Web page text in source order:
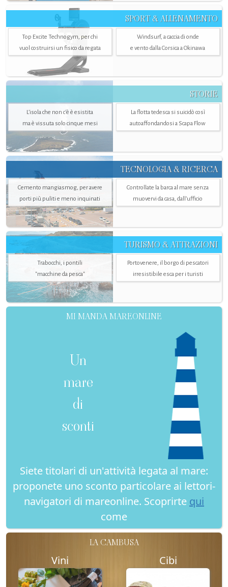
SPORT & ALLENAMENTO
Top Excite Technogym, per chi
vuol costruirsi un fisico da regata
Windsurf, a caccia di onde
e vento dalla Corsica a Okinawa
STORIE
L’isola che non c'è è esistita
ma è vissuta solo cinque mesi
La flotta tedesca si suicidò così
autoaffondandosi a Scapa Flow
TECNOLOGIA & RICERCA
Cemento mangiasmog, per avere
porti più puliti e meno inquinati
Controllate la barca al mare senza
muovervi da casa, dall’ufficio
TURISMO & ATTRAZIONI
Trabocchi, i pontili
"macchine da pesca"
Portovenere, il borgo di pescatori
irresistibile esca per i turisti
MI MANDA MAREONLINE
Un
mare
di
sconti
Siete titolari di un'attività legata al mare:
proponete uno sconto particolare ai lettori-
navigatori di mareonline. Scoprirte qui
come
LA CAMBUSA
Vini Cibi